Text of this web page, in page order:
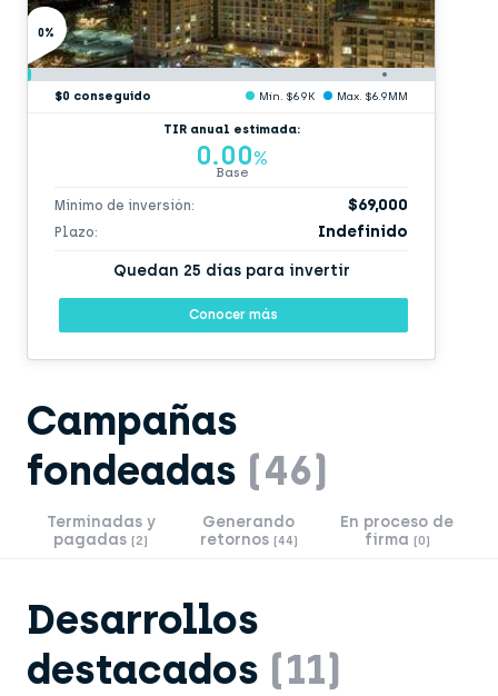
0%
$0 conseguido Min. $69K Max. $6.9MM
TIR anual estimada:
0.00%
Base
Mínimo de inversión: $69,000
Plazo: Indefinido
Quedan 25 días para invertir
Conocer más
Campañas
fondeadas (46)
Terminadas y
pagadas(2)
Generando
retornos (44)
En proceso de
firma (0)
Desarrollos
destacados (11)